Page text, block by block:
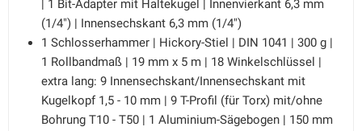
| 1 Bit-Adapter mit Haltekugel | Innenvierkant 6,3 mm
(1/4") | Innensechskant 6,3 mm (1/4")
1 Schlosserhammer | Hickory-Stiel | DIN 1041 | 300 g |
1 Rollbandmaß | 19 mm x 5 m | 18 Winkelschlüssel |
extra lang: 9 Innensechskant/Innensechskant mit
Kugelkopf 1,5 - 10 mm | 9 T-Profil (für Torx) mit/ohne
Bohrung T10 - T50 | 1 Aluminium-Sägebogen | 150 mm